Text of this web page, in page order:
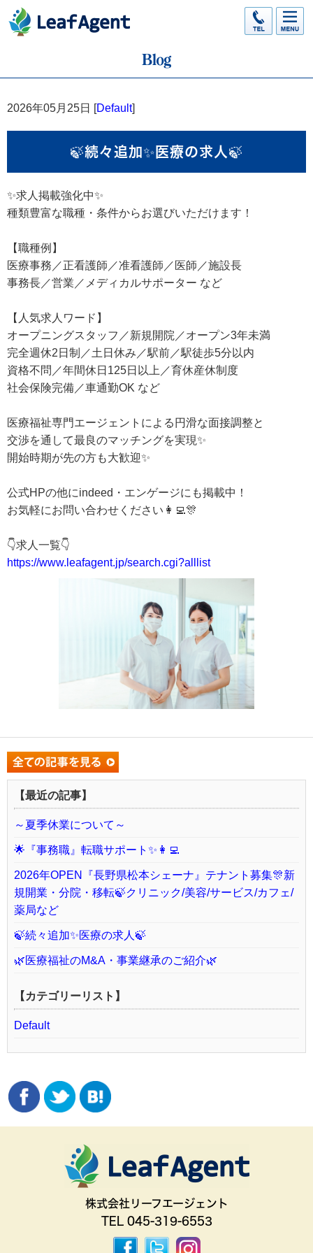
2026年05月25日 [Default]
🍃続々追加✨医療の求人🍃
✨求人掲載強化中✨
種類豊富な職種・条件からお選びいただけます！
【職種例】
医療事務／正看護師／准看護師／医師／施設長
事務長／営業／メディカルサポーター など
【人気求人ワード】
オープニングスタッフ／新規開院／オープン3年未満
完全週休2日制／土日休み／駅前／駅徒歩5分以内
資格不問／年間休日125日以上／育休産休制度
社会保険完備／車通勤OK など
医療福祉専門エージェントによる円滑な面接調整と
交渉を通して最良のマッチングを実現✨
開始時期が先の方も大歓迎✨
公式HPの他にindeed・エンゲージにも掲載中！
お気軽にお問い合わせください👩‍💻🎊
👇求人一覧👇
https://www.leafagent.jp/search.cgi?alllist
【最近の記事】
～夏季休業について～
🌟『事務職』転職サポート✨👩‍💻
2026年OPEN『長野県松本シェーナ』テナント募集🎊新
規開業・分院・移転🍃クリニック/美容/サービス/カフェ/
薬局など
🍃続々追加✨医療の求人🍃
🌿医療福祉のM&A・事業継承のご紹介🌿
【カテゴリーリスト】
Default
株式会社リーフエージェント
TEL 045-319-6553